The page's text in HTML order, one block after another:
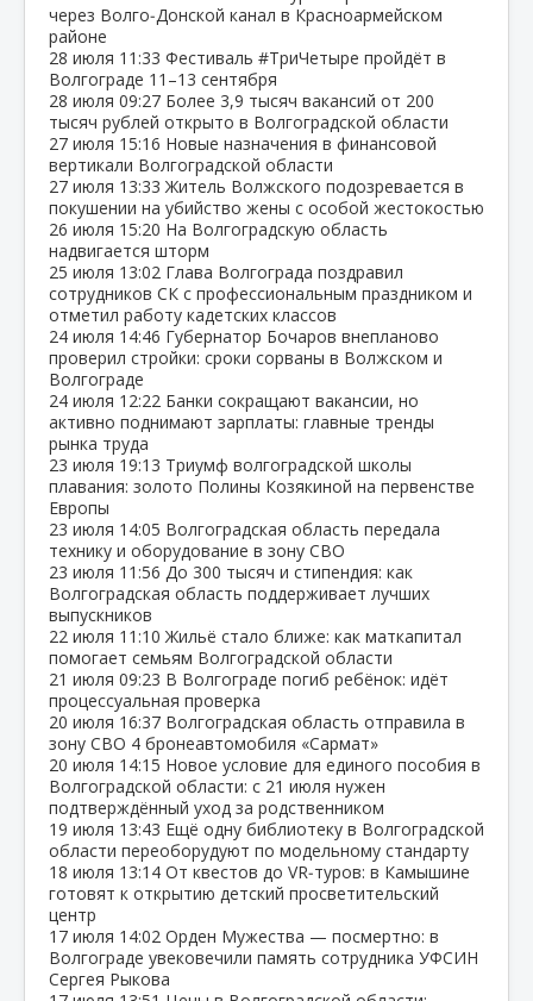
через Волго‑Донской канал в Красноармейском
районе
28 июля 11:33 Фестиваль #ТриЧетыре пройдёт в
Волгограде 11–13 сентября
28 июля 09:27 Более 3,9 тысяч вакансий от 200
тысяч рублей открыто в Волгоградской области
27 июля 15:16 Новые назначения в финансовой
вертикали Волгоградской области
27 июля 13:33 Житель Волжского подозревается в
покушении на убийство жены с особой жестокостью
26 июля 15:20 На Волгоградскую область
надвигается шторм
25 июля 13:02 Глава Волгограда поздравил
сотрудников СК с профессиональным праздником и
отметил работу кадетских классов
24 июля 14:46 Губернатор Бочаров внепланово
проверил стройки: сроки сорваны в Волжском и
Волгограде
24 июля 12:22 Банки сокращают вакансии, но
активно поднимают зарплаты: главные тренды
рынка труда
23 июля 19:13 Триумф волгоградской школы
плавания: золото Полины Козякиной на первенстве
Европы
23 июля 14:05 Волгоградская область передала
технику и оборудование в зону СВО
23 июля 11:56 До 300 тысяч и стипендия: как
Волгоградская область поддерживает лучших
выпускников
22 июля 11:10 Жильё стало ближе: как маткапитал
помогает семьям Волгоградской области
21 июля 09:23 В Волгограде погиб ребёнок: идёт
процессуальная проверка
20 июля 16:37 Волгоградская область отправила в
зону СВО 4 бронеавтомобиля «Сармат»
20 июля 14:15 Новое условие для единого пособия в
Волгоградской области: с 21 июля нужен
подтверждённый уход за родственником
19 июля 13:43 Ещё одну библиотеку в Волгоградской
области переоборудуют по модельному стандарту
18 июля 13:14 От квестов до VR‑туров: в Камышине
готовят к открытию детский просветительский
центр
17 июля 14:02 Орден Мужества — посмертно: в
Волгограде увековечили память сотрудника УФСИН
Сергея Рыкова